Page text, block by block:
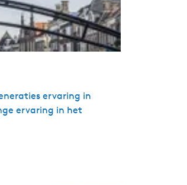
ervaring in
ervaring in het